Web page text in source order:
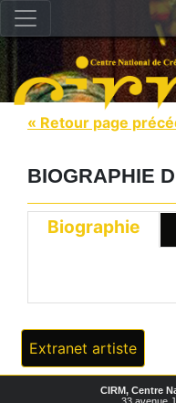
« Retour page
BIOGRAPHIE
Biographie
Extranet artiste
CIRM, Centre